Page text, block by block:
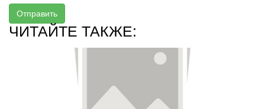
Отправить
ЧИТАЙТЕ ТАКЖЕ: